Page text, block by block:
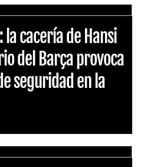
la cacería de Hansi
del Barça provoca
seguridad en la